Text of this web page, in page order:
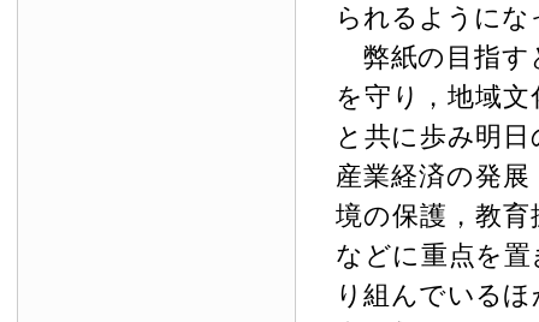
られるように
弊紙の目指す
を守り，地域
と共に歩み明
産業経済の発
境の保護，教
などに重点を
り組んでいる